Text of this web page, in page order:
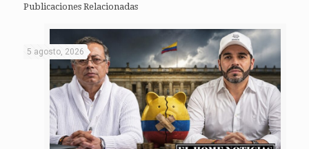
Publicaciones Relacionadas
5 agosto, 2026